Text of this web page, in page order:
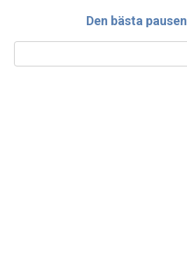
Den bästa pausen
Search: